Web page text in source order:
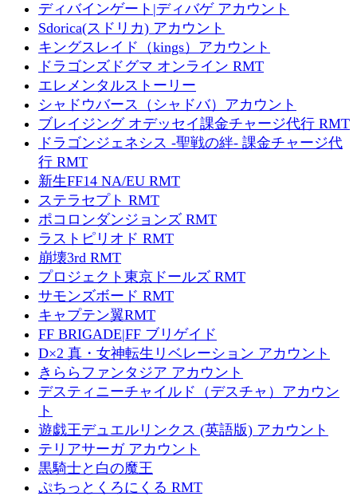
ディバインゲート|ディバゲ アカウント
Sdorica(スドリカ) アカウント
キングスレイド（kings）アカウント
ドラゴンズドグマ オンライン RMT
エレメンタルストーリー
シャドウバース（シャドバ）アカウント
ブレイジング オデッセイ課金チャージ代行 RMT
ドラゴンジェネシス -聖戦の絆- 課金チャージ代
行 RMT
新生FF14 NA/EU RMT
ステラセプト RMT
ポコロンダンジョンズ RMT
ラストピリオド RMT
崩壊3rd RMT
プロジェクト東京ドールズ RMT
サモンズボード RMT
キャプテン翼RMT
FF BRIGADE|FF ブリゲイド
D×2 真・女神転生リベレーション アカウント
きららファンタジア アカウント
デスティニーチャイルド（デスチャ）アカウン
ト
遊戯王デュエルリンクス (英語版) アカウント
テリアサーガ アカウント
黒騎士と白の魔王
ぷちっとくろにくる RMT